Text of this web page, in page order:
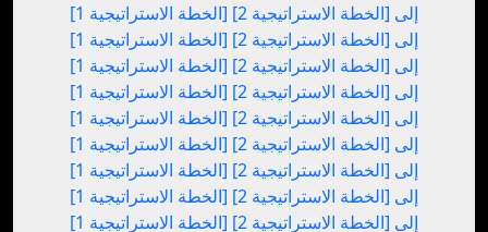
[الخطة الاستراتيجية 1] إلى [الخطة الاستراتيجية 2]
[الخطة الاستراتيجية 1] إلى [الخطة الاستراتيجية 2]
[الخطة الاستراتيجية 1] إلى [الخطة الاستراتيجية 2]
[الخطة الاستراتيجية 1] إلى [الخطة الاستراتيجية 2]
[الخطة الاستراتيجية 1] إلى [الخطة الاستراتيجية 2]
[الخطة الاستراتيجية 1] إلى [الخطة الاستراتيجية 2]
[الخطة الاستراتيجية 1] إلى [الخطة الاستراتيجية 2]
[الخطة الاستراتيجية 1] إلى [الخطة الاستراتيجية 2]
[الخطة الاستراتيجية 1] إلى [الخطة الاستراتيجية 2]